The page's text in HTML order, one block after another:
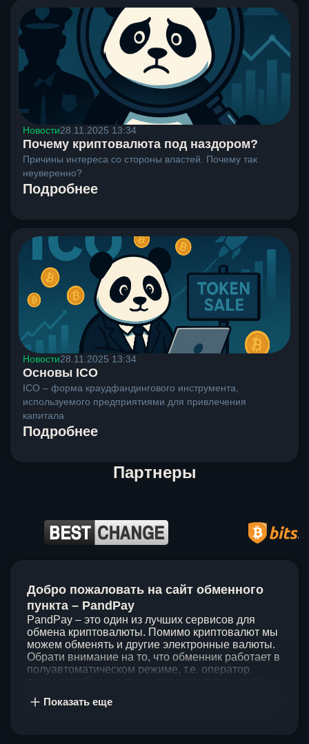
Новости28.11.2025 13:34
Почему криптовалюта под наздором?
Причины интереса со стороны властей. Почему так
неуверенно?
Подробнее
Новости28.11.2025 13:34
Основы ICO
ICO – форма краудфандингового инструмента,
используемого предприятиями для привлечения
капитала
Подробнее
Партнеры
Добро пожаловать на сайт обменного
пункта – PandPay
PandPay – это один из лучших сервисов для
обмена криптовалюты. Помимо криптовалют мы
можем обменять и другие электронные валюты.
Обрати внимание на то, что обменник работает в
полуавтоматическом режиме, т.е. оператор
клиентов, поэтому стараемся проводить обмены
Показать еще